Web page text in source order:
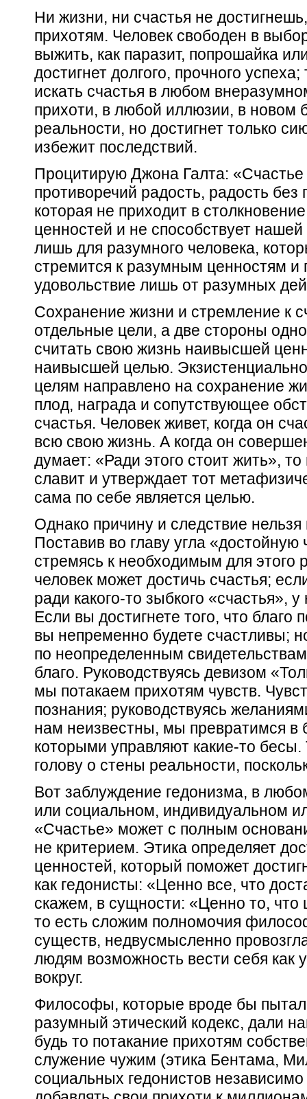
Ни жизни, ни счастья не
прихотям. Человек свободен в
выжить, как паразит, попрошайка
достигнет долгого, прочного
искать счастья в любом
прихоти, в любой иллюзии, в новом
реальности, но достигнет только
избежит последствий.
Процитирую Джона Галта:
противоречий радость, радость
которая не приходит в
ценностей и не способствует
лишь для разумного человека,
стремится к разумным ценностям и
удовольствие лишь от разумных
Сохранение жизни и стремление к
отдельные цели, а две стороны
считать свою жизнь наивысшей
наивысшей целью.
целям направлено на сохранение
плод, награда и сопутствующее
счастья. Человек живет, когда он
всю свою жизнь. А когда он
думает: «Ради этого стоит жить»,
славит и утверждает тот
сама по себе является целью.
Однако причину и следствие
Поставив во главу угла «достойную
стремясь к необходимым для этого
человек может достичь счастья;
ради какого-то зыбкого «счастья»,
Если вы достигнете того, что
вы непременно будете счастливы;
по неопределенным
благо. Руководствуясь девизом
мы потакаем прихотям чувств.
познания; руководствуясь
нам неизвестны, мы превратимся в
которыми управляют какие-то бесы.
голову о стены реальности,
Вот заблуждение гедонизма, в
или социальном, индивидуальном
«Счастье» может с полным
не критерием. Этика определяет
ценностей, который поможет
как гедонисты: «Ценно все, что
скажем, в сущности: «Ценно то, что
то есть сложим полномочия
существ, недвусмысленно
людям возможность вести себя как
вокруг.
Философы, которые вроде бы
разумный этический кодекс, дали
будь то потакание прихотям
служение чужим (этика Бентама,
социальных гедонистов